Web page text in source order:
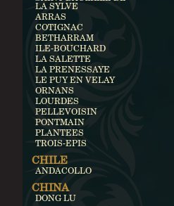
LA SYLVE
ARRAS
COTIGNAC
BETHARRAM
ILE-BOUCHARD
LA SALETTE
LA PRENESSAYE
LE PUY EN VELAY
ORNANS
LOURDES
PELLEVOISIN
PONTMAIN
PLANTEES
TROIS-EPIS
CHILE
ANDACOLLO
CHINA
DONG LU